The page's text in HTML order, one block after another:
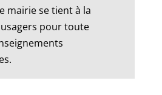
mairie se tient à la
pour toute